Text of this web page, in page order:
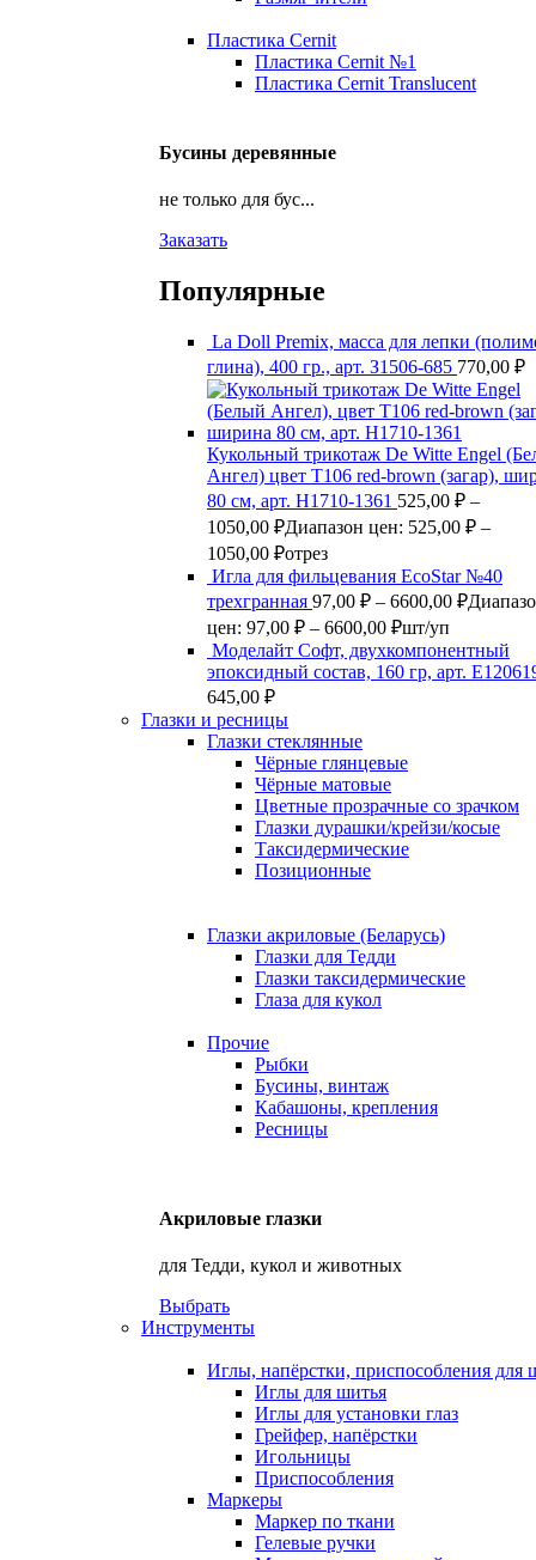
Пластика Cernit
Пластика Cernit №1
Пластика Cernit Translucent
Бусины деревянные
не только для бус...
Заказать
Популярные
La Doll Premix, масса для лепки
глина), 400 гр., арт. З1506-685 770,00 ₽
Кукольный трикотаж De Witte Engel
Ангел) цвет Т106 red-brown (загар),
80 см, арт. Н1710-1361 525,00 ₽ –
1050,00 ₽Диапазон цен: 525,00 ₽ –
1050,00 ₽отрез
Игла для фильцевания EcoStar №40
трехгранная 97,00 ₽ – 6600,00 ₽
цен: 97,00 ₽ – 6600,00 ₽шт/уп
Моделайт Софт, двухкомпонентный
эпоксидный состав, 160 гр, арт.
645,00 ₽
Глазки и ресницы
Глазки стеклянные
Чёрные глянцевые
Чёрные матовые
Цветные прозрачные со зрачком
Глазки дурашки/крейзи/косые
Таксидермические
Позиционные
Глазки акриловые (Беларусь)
Глазки для Тедди
Глазки таксидермические
Глаза для кукол
Прочие
Рыбки
Бусины, винтаж
Кабашоны, крепления
Ресницы
Акриловые глазки
для Тедди, кукол и животных
Выбрать
Инструменты
Иглы, напёрстки, приспособления для
Иглы для шитья
Иглы для установки глаз
Грейфер, напёрстки
Игольницы
Приспособления
Маркеры
Маркер по ткани
Гелевые ручки